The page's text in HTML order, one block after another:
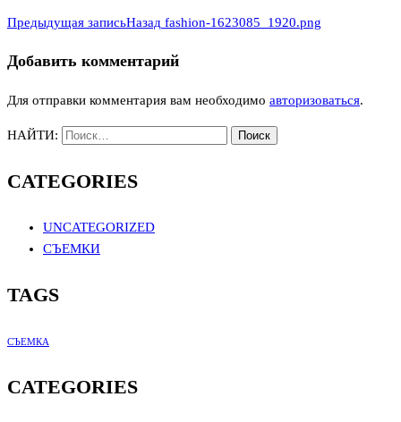
Предыдущая записьНазад fashion-1623085_1920.png
Добавить комментарий
Для отправки комментария вам необходимо авторизоваться.
НАЙТИ:
CATEGORIES
UNCATEGORIZED
СЪЕМКИ
TAGS
СЪЕМКА
CATEGORIES